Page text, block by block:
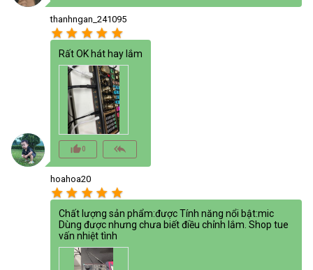
thanhngan_241095
star star star star star
Rất OK hát hay lắm
thumb_up_alt0 reply_all
hoahoa20
star star star star star
Chất lượng sản phẩm:được Tính năng nổi bật:mic
Dùng được nhưng chưa biết điều chỉnh lắm. Shop tue
vấn nhiệt tình